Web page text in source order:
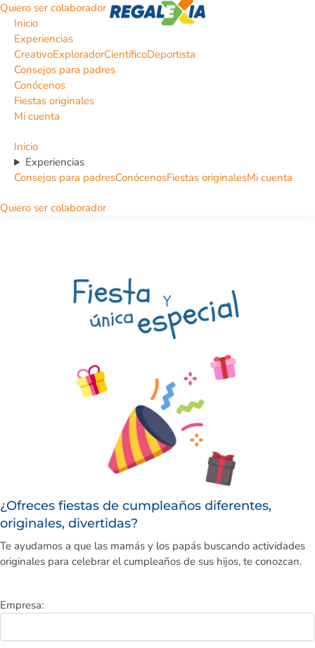
Quiero ser colaborador
Inicio
Experiencias
CreativoExploradorCientíficoDeportista
Consejos para padres
Conócenos
Fiestas originales
Mi cuenta
Inicio
Experiencias
Consejos para padresConócenosFiestas originalesMi cuenta
Quiero ser colaborador
¿Ofreces fiestas de cumpleaños diferentes,
originales, divertidas?
Te ayudamos a que las mamás y los papás buscando actividades
originales para celebrar el cumpleaños de sus hijos, te conozcan.
Empresa: